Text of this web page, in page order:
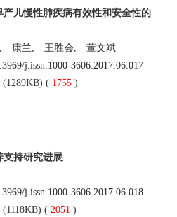
儿慢性肺疾病有效性和安全性的
康兰, 王胜会, 董文斌
j.issn.1000-3606.2017.06.017
(1289KB) ( 1755 )
支持研究进展
j.issn.1000-3606.2017.06.018
(1118KB) ( 2051 )